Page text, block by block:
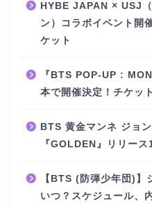
HYBE JAPAN × USJ
ン）コラボイベント開
ケット
『BTS POP-UP :
本で開催決定！チケッ
BTS 黄金マンネ ジョ
『GOLDEN』リリー
【BTS (防弾少年団)】
いつ？スケジュール、